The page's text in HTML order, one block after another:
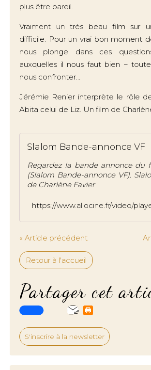
plus être pareil.
Vraiment un très beau film sur
difficile. Pour un vrai bon moment
nous plonge dans ces
auxquelles il nous faut bien –
nous confronter...
Jérémie Renier interprète le rôle
Abita celui de Liz. Un film de
Slalom Bande-annonce VF
Regardez la bande annonce du
(Slalom Bande-annonce VF).
de Charlène Favier
« Article précédent
Retour à l'accueil
Partager cet
S'inscrire à la newsletter